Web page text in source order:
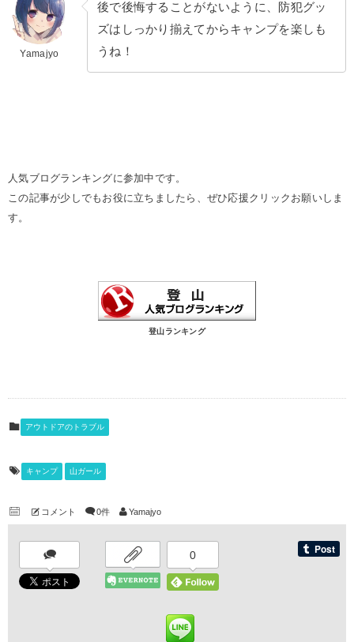
Yamajyo
後で後悔することがないように、防犯グッ
ズはしっかり揃えてからキャンプを楽しも
うね！
人気ブログランキングに参加中です。
この記事が少しでもお役に立ちましたら、ぜひ応援クリックお願いしま
す。
登山ランキング
アウトドアのトラブル
キャンプ 山ガール
コメント 0件 Yamajyo
0